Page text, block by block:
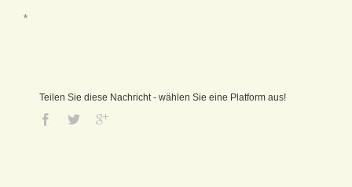
*
Teilen Sie diese Nachricht - wählen Sie eine Platform aus!